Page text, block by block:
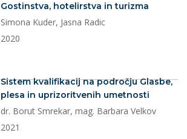
Gostinstva, hotelirstva in turizma
Simona Kuder, Jasna Radic
2020
dokument
Sistem kvalifikacij na področju Glasbe,
plesa in uprizoritvenih umetnosti
dr. Borut Smrekar, mag. Barbara Velkov
2021